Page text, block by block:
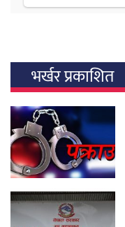
भर्खर प्रकाशित